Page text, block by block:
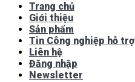
Trang chủ
Giới thiệu
Sản phẩm
Tin Công nghiệp hỗ trợ
Liên hệ
Đăng nhập
Newsletter